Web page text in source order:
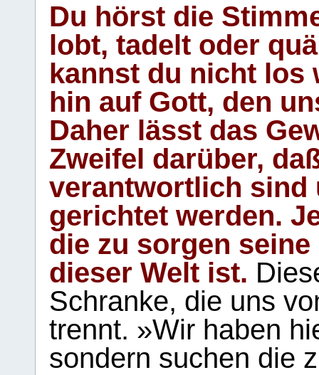
Du hörst die
lobt, tadelt oder
kannst du nicht los
hin auf Gott, den
Daher lässt das
Zweifel darüber,
verantwortlich sind
gerichtet werden.
die zu sorgen
dieser Welt ist.
Schranke, die uns
trennt. »Wir haben
sondern suchen die